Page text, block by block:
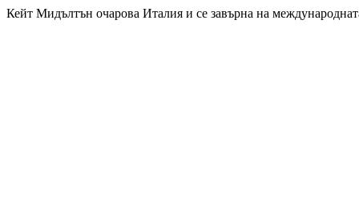
Кейт Мидълтън очарова Италия и се завърна на